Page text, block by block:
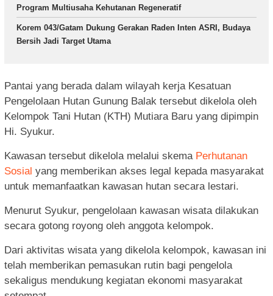
Program Multiusaha Kehutanan Regeneratif
Korem 043/Gatam Dukung Gerakan Raden Inten ASRI, Budaya
Bersih Jadi Target Utama
Pantai yang berada dalam wilayah kerja Kesatuan
Pengelolaan Hutan Gunung Balak tersebut dikelola oleh
Kelompok Tani Hutan (KTH) Mutiara Baru yang dipimpin
Hi. Syukur.
Kawasan tersebut dikelola melalui skema Perhutanan
Sosial yang memberikan akses legal kepada masyarakat
untuk memanfaatkan kawasan hutan secara lestari.
Menurut Syukur, pengelolaan kawasan wisata dilakukan
secara gotong royong oleh anggota kelompok.
Dari aktivitas wisata yang dikelola kelompok, kawasan ini
telah memberikan pemasukan rutin bagi pengelola
sekaligus mendukung kegiatan ekonomi masyarakat